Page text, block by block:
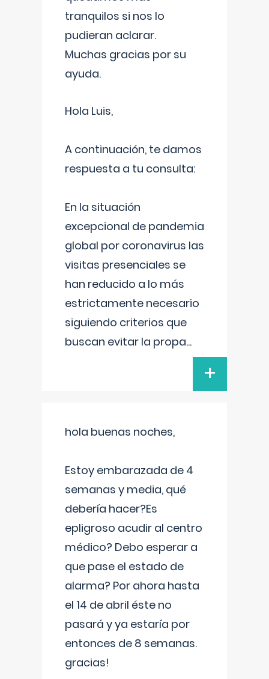
tranquilos si nos lo
pudieran aclarar.
Muchas gracias por su
ayuda.
Hola Luis,
A continuación, te damos
respuesta a tu consulta:
En la situación
excepcional de pandemia
global por coronavirus las
visitas presenciales se
han reducido a lo más
estrictamente necesario
siguiendo criterios que
buscan evitar la propa...
+
hola buenas noches,
Estoy embarazada de 4
semanas y media, qué
debería hacer?Es
epligroso acudir al centro
médico? Debo esperar a
que pase el estado de
alarma? Por ahora hasta
el 14 de abril éste no
pasará y ya estaría por
entonces de 8 semanas.
gracias!